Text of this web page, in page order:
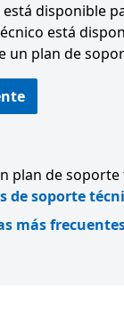
disponible
está
un plan de
plan de soporte
de soporte
más